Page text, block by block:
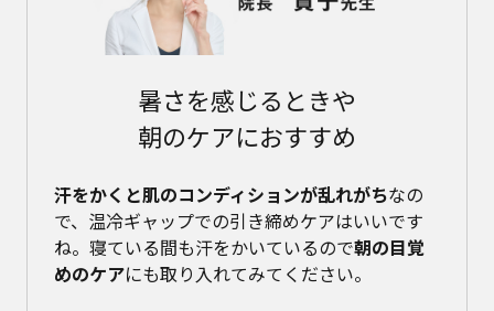
暑さを感じるときや
朝のケアにおすすめ
汗をかくと肌のコンディションが乱れがちなの
で、温冷ギャップでの引き締めケアはいいです
ね。寝ている間も汗をかいているので朝の目覚
めのケアにも取り入れてみてください。